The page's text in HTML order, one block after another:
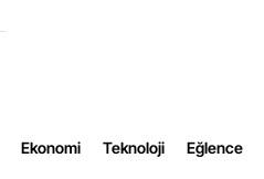
Ekonomi Teknoloji Eğlence